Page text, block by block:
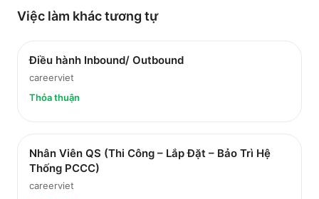
Việc làm kháctương tự
Điều hành Inbound/ Outbound
careerviet
Thỏa thuận
Nhân Viên QS (Thi Công – Lắp Đặt – Bảo Trì Hệ
Thống PCCC)
careerviet